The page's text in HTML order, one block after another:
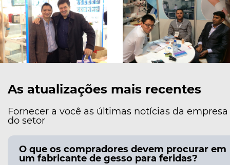
As atualizações mais recentes
Fornecer a você as últimas notícias da empresa
do setor
O que os compradores devem procurar em
um fabricante de gesso para feridas?